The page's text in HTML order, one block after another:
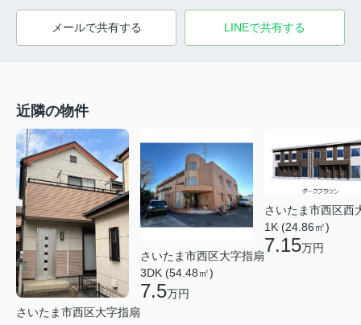
メールで共有する LINEで共有する
近隣の物件
さいたま市西区大字指扇
さいたま市西区大字指扇
3DK (54.48㎡)
7.5万円
さいたま市西区西
1K (24.86㎡)
7.15万円